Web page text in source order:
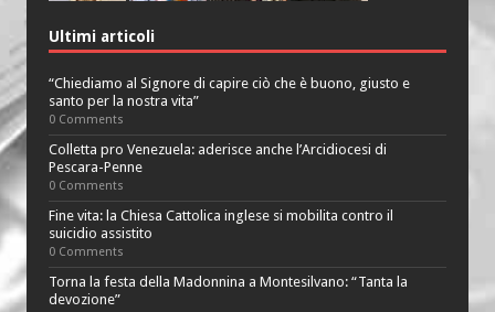
Ultimi articoli
“Chiediamo al Signore di capire ciò che è buono, giusto e
santo per la nostra vita”
0 Comments
Colletta pro Venezuela: aderisce anche l’Arcidiocesi di
Pescara-Penne
0 Comments
Fine vita: la Chiesa Cattolica inglese si mobilita contro il
suicidio assistito
0 Comments
Torna la festa della Madonnina a Montesilvano: “Tanta la
devozione”